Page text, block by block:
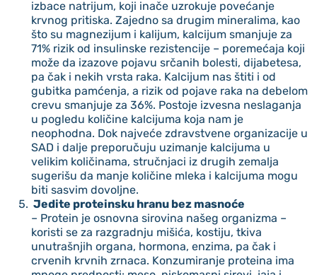
izbace natrijum, koji inače uzrokuje povećanje
krvnog pritiska. Zajedno sa drugim mineralima, kao
što su magnezijum i kalijum, kalcijum smanjuje za
71% rizik od insulinske rezistencije – poremećaja koji
može da izazove pojavu srčanih bolesti, dijabetesa,
pa čak i nekih vrsta raka. Kalcijum nas štiti i od
gubitka pamćenja, a rizik od pojave raka na debelom
crevu smanjuje za 36%. Postoje izvesna neslaganja
u pogledu količine kalcijuma koja nam je
neophodna. Dok najveće zdravstvene organizacije u
SAD i dalje preporučuju uzimanje kalcijuma u
velikim količinama, stručnjaci iz drugih zemalja
sugerišu da manje količine mleka i kalcijuma mogu
biti sasvim dovoljne.
Jedite proteinsku hranu bez masnoće
– Protein je osnovna sirovina našeg organizma –
koristi se za razgradnju mišića, kostiju, tkiva
unutrašnjih organa, hormona, enzima, pa čak i
crvenih krvnih zrnaca. Konzumiranje proteina ima